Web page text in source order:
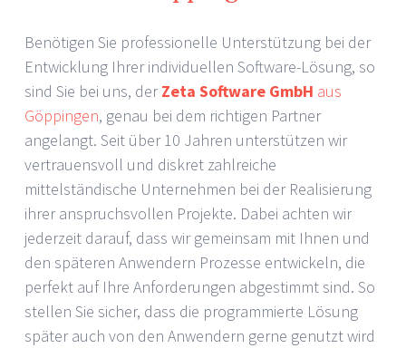
Benötigen Sie professionelle Unterstützung bei der
Entwicklung Ihrer individuellen Software-Lösung, so
sind Sie bei uns, derZeta Software GmbH aus
Göppingen, genau bei dem richtigen Partner
angelangt. Seit über 10 Jahren unterstützen wir
vertrauensvoll und diskret zahlreiche
mittelständische Unternehmen bei der Realisierung
ihrer anspruchsvollen Projekte. Dabei achten wir
jederzeit darauf, dass wir gemeinsam mit Ihnen und
den späteren Anwendern Prozesse entwickeln, die
perfekt auf Ihre Anforderungen abgestimmt sind. So
stellen Sie sicher, dass die programmierte Lösung
später auch von den Anwendern gerne genutzt wird